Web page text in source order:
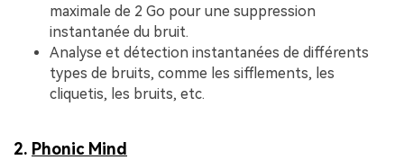
maximale de 2 Go pour une suppression
instantanée du bruit.
Analyse et détection instantanées de différents
types de bruits, comme les sifflements, les
cliquetis, les bruits, etc.
2. Phonic Mind